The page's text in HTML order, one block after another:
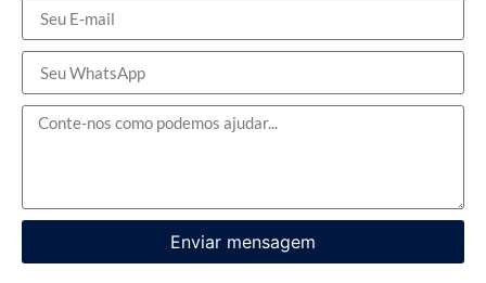
Enviar mensagem